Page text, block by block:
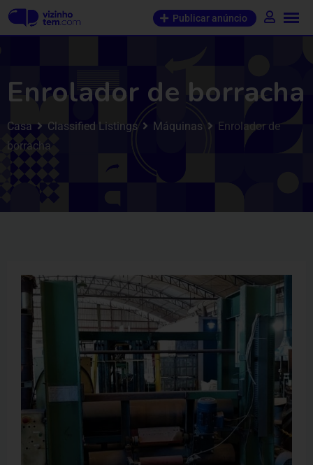
Publicar anúncio
Enrolador de borracha
Casa Classified Listings Máquinas
Enrolador de
borracha